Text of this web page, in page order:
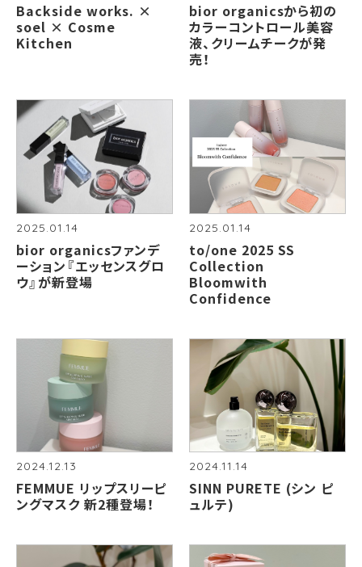
Backside works. ×
soel × Cosme
Kitchen
bior organicsから初の
カラーコントロール美容
液、クリームチークが発
売！
2025.01.14
bior organicsファンデ
ーション『エッセンスグロ
ウ』が新登場
2025.01.14
to/one 2025 SS
Collection
Bloomwith
Confidence
2024.12.13
FEMMUE リップスリーピ
ングマスク 新2種登場！
2024.11.14
SINN PURETE (シン ピ
ュルテ)